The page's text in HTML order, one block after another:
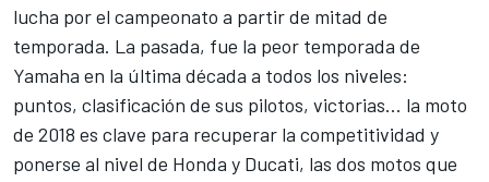
lucha por el campeonato a partir de mitad de
temporada. La pasada, fue la peor temporada de
Yamaha en la última década a todos los niveles:
puntos, clasificación de sus pilotos, victorias… la moto
de 2018 es clave para recuperar la competitividad y
ponerse al nivel de Honda y Ducati, las dos motos que